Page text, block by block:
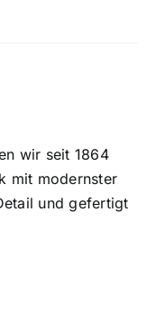
wir seit 1864
mit modernster
und gefertigt